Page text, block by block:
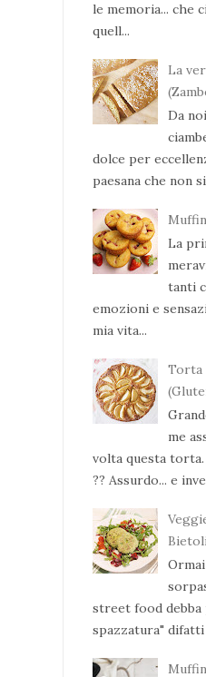
le memoria... che
quell...
La
Da
dolce per
paesana che non
La
tanti
emozioni e
mia vita...
Torta
me
volta questa
?? Assurdo... e
street food
spazzatura"